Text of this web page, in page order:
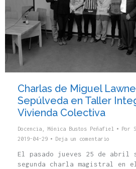
Charlas de Miguel
Sepúlveda en Taller
Vivienda Colectiva
Docencia Mónica Bustos Peñafiel Por
2019-04-29
Deja un comentario
El pasado jueves 25 de
segunda charla magistral en